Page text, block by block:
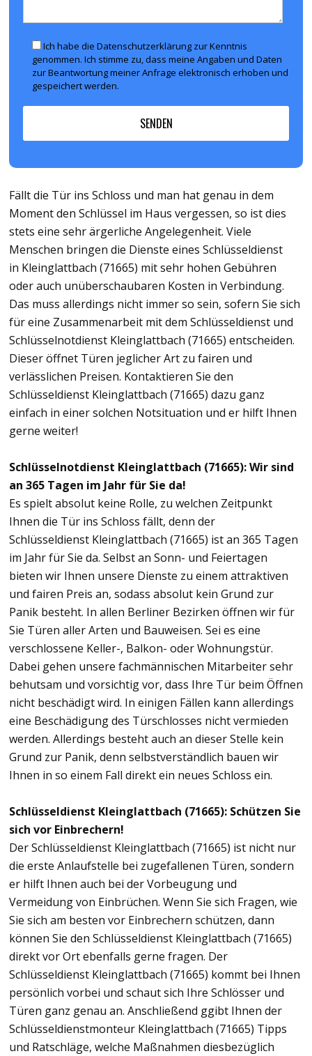
Ich habe die Datenschutzerklärung zur Kenntnis
genommen. Ich stimme zu, dass meine Angaben und Daten
zur Beantwortung meiner Anfrage elektronisch erhoben und
gespeichert werden.
Fällt die Tür ins Schloss und man hat genau in dem
Moment den Schlüssel im Haus vergessen, so ist dies
stets eine sehr ärgerliche Angelegenheit. Viele
Menschen bringen die Dienste eines Schlüsseldienst
in Kleinglattbach (71665) mit sehr hohen Gebühren
oder auch unüberschaubaren Kosten in Verbindung.
Das muss allerdings nicht immer so sein, sofern Sie sich
für eine Zusammenarbeit mit dem Schlüsseldienst und
Schlüsselnotdienst Kleinglattbach (71665) entscheiden.
Dieser öffnet Türen jeglicher Art zu fairen und
verlässlichen Preisen. Kontaktieren Sie den
Schlüsseldienst Kleinglattbach (71665) dazu ganz
einfach in einer solchen Notsituation und er hilft Ihnen
gerne weiter!
Schlüsselnotdienst Kleinglattbach (71665): Wir sind
an 365 Tagen im Jahr für Sie da!
Es spielt absolut keine Rolle, zu welchen Zeitpunkt
Ihnen die Tür ins Schloss fällt, denn der
Schlüsseldienst Kleinglattbach (71665) ist an 365 Tagen
im Jahr für Sie da. Selbst an Sonn- und Feiertagen
bieten wir Ihnen unsere Dienste zu einem attraktiven
und fairen Preis an, sodass absolut kein Grund zur
Panik besteht. In allen Berliner Bezirken öffnen wir für
Sie Türen aller Arten und Bauweisen. Sei es eine
verschlossene Keller-, Balkon- oder Wohnungstür.
Dabei gehen unsere fachmännischen Mitarbeiter sehr
behutsam und vorsichtig vor, dass Ihre Tür beim Öffnen
nicht beschädigt wird. In einigen Fällen kann allerdings
eine Beschädigung des Türschlosses nicht vermieden
werden. Allerdings besteht auch an dieser Stelle kein
Grund zur Panik, denn selbstverständlich bauen wir
Ihnen in so einem Fall direkt ein neues Schloss ein.
Schlüsseldienst Kleinglattbach (71665): Schützen Sie
sich vor Einbrechern!
Der Schlüsseldienst Kleinglattbach (71665) ist nicht nur
die erste Anlaufstelle bei zugefallenen Türen, sondern
er hilft Ihnen auch bei der Vorbeugung und
Vermeidung von Einbrüchen. Wenn Sie sich Fragen, wie
Sie sich am besten vor Einbrechern schützen, dann
können Sie den Schlüsseldienst Kleinglattbach (71665)
direkt vor Ort ebenfalls gerne fragen. Der
Schlüsseldienst Kleinglattbach (71665) kommt bei Ihnen
persönlich vorbei und schaut sich Ihre Schlösser und
Türen ganz genau an. Anschließend ggibt Ihnen der
Schlüsseldienstmonteur Kleinglattbach (71665) Tipps
und Ratschläge, welche Maßnahmen diesbezüglich